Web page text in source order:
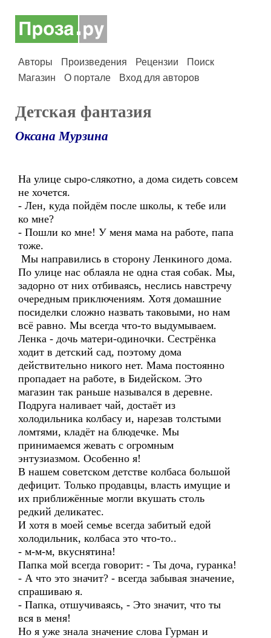
Авторы Произведения Рецензии
Поиск
Магазин
О портале Вход для авторов
Детская фантазия
Оксана Мурзина
На улице сыро-слякотно, а дома сидеть совсем
не хочется.
- Лен, куда пойдём после школы, к тебе или
ко мне?
- Пошли ко мне! У меня мама на работе, папа
тоже.
Мы направились в сторону Ленкиного дома.
По улице нас облаяла не одна стая собак. Мы,
задорно от них отбиваясь, неслись навстречу
очередным приключениям. Хотя домашние
посиделки сложно назвать таковыми, но нам
всё равно. Мы всегда что-то выдумываем.
Ленка - дочь матери-одиночки. Сестрёнка
ходит в детский сад, поэтому дома
действительно никого нет. Мама постоянно
пропадает на работе, в Бидейском. Это
магазин так раньше назывался в деревне.
Подруга наливает чай, достаёт из
холодильника колбасу и, нарезав толстыми
ломтями, кладёт на блюдечке. Мы
принимаемся жевать с огромным
энтузиазмом. Особенно я!
В нашем советском детстве колбаса большой
дефицит. Только продавцы, власть имущие и
их приближённые могли вкушать столь
редкий деликатес.
И хотя в моей семье всегда забитый едой
холодильник, колбаса это что-то..
- м-м-м, вкуснятина!
Папка мой всегда говорит: - Ты доча, гуранка!
- А что это значит? - всегда забывая значение,
спрашиваю я.
- Папка, отшучиваясь, - Это значит, что ты
вся в меня!
Но я уже знала значение слова Гурман и